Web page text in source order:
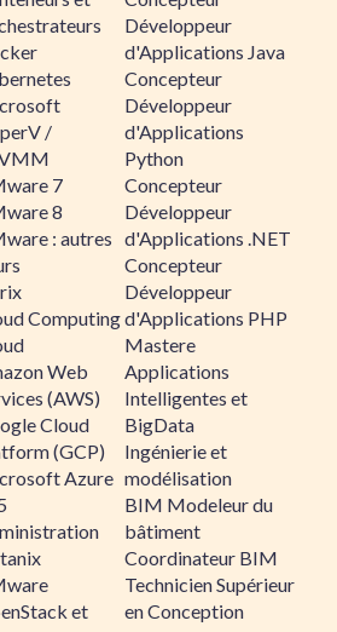
/
7
8
: autres
Computing
Web
(AWS)
Cloud
(GCP)
Azure
et
Développeur
d'Applications Java
Concepteur
Développeur
d'Applications
Python
Concepteur
Développeur
d'Applications .NET
Concepteur
Développeur
d'Applications PHP
Mastere
Applications
Intelligentes et
BigData
Ingénierie et
modélisation
BIM Modeleur du
bâtiment
Coordinateur BIM
Technicien Supérieur
en Conception